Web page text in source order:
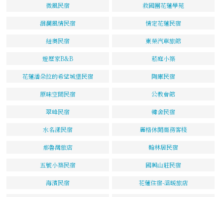
微風民宿 救國團花蓮學苑
洄瀾風情民宿 情定花蓮民宿
紐奧民宿 東榮汽車旅館
遊歷家B&B 菘庭小築
花蓮潘朵拉的希望城堡民宿 陶庫民宿
原味空間民宿 公教會館
翠峰民宿 韓舍民宿
水名漾民宿 麗格休閒商務客棧
那魯灣旅店 翰林居民宿
五號小築民宿 國興山莊民宿
海濱民宿 花蓮住宿-溫暖旅店